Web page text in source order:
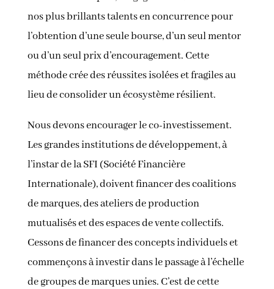
nos plus brillants talents en concurrence pour
l’obtention d’une seule bourse, d’un seul mentor
ou d’un seul prix d’encouragement. Cette
méthode crée des réussites isolées et fragiles au
lieu de consolider un écosystème résilient.
Nous devons encourager le co-investissement.
Les grandes institutions de développement, à
l’instar de la SFI (Société Financière
Internationale), doivent financer des coalitions
de marques, des ateliers de production
mutualisés et des espaces de vente collectifs.
Cessons de financer des concepts individuels et
commençons à investir dans le passage à l’échelle
de groupes de marques unies. C’est de cette